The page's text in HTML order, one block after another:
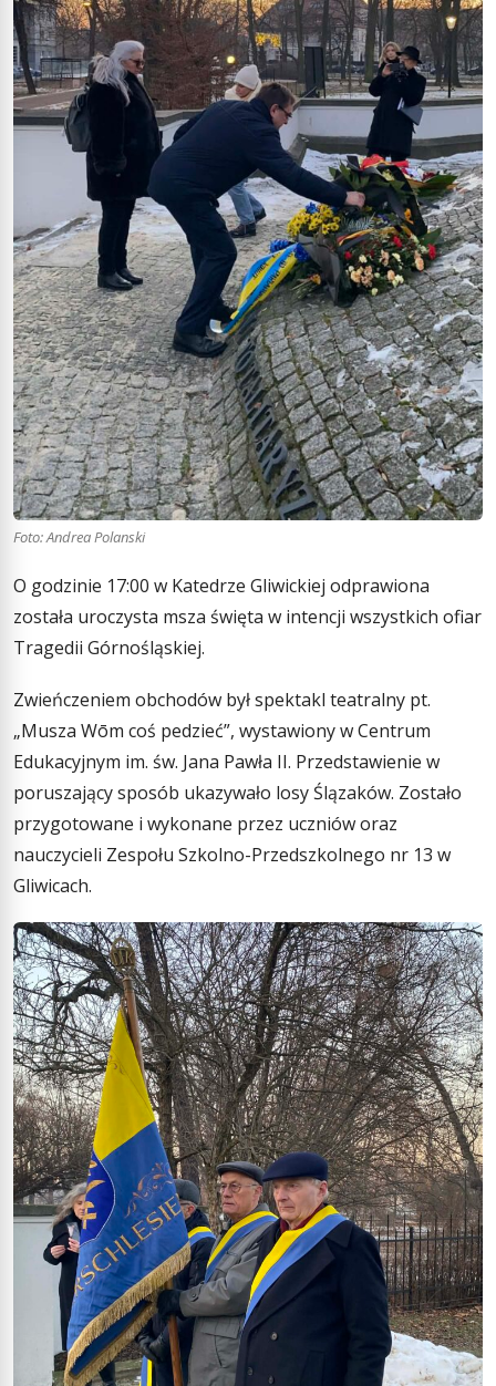
Foto: Andrea Polanski
O godzinie 17:00 w Katedrze Gliwickiej odprawiona
została uroczysta msza święta w intencji wszystkich ofiar
Tragedii Górnośląskiej.
Zwieńczeniem obchodów był spektakl teatralny pt.
„Musza Wōm coś pedzieć”, wystawiony w Centrum
Edukacyjnym im. św. Jana Pawła II. Przedstawienie w
poruszający sposób ukazywało losy Ślązaków. Zostało
przygotowane i wykonane przez uczniów oraz
nauczycieli Zespołu Szkolno-Przedszkolnego nr 13 w
Gliwicach.